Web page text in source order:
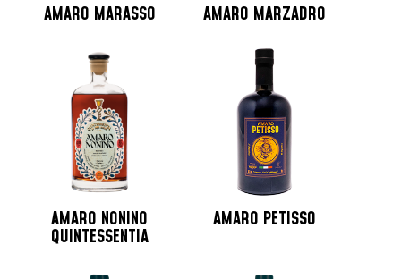
AMARO MARASSO AMARO MARZADRO
AMARO NONINO
QUINTESSENTIA
AMARO PETISSO